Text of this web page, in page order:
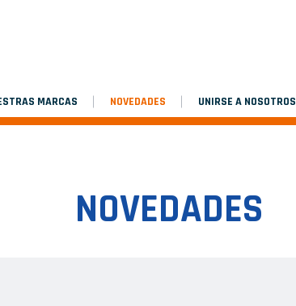
MARCAS NOVEDADES UNIRSE A NOSOTROS
NOVEDADES